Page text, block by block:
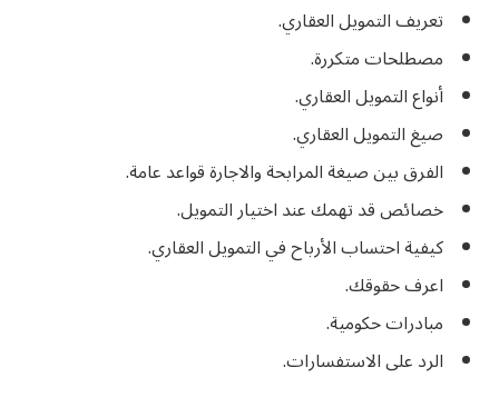
تعريف التمويل العقاري.
مصطلحات متكررة.
أنواع التمويل العقاري.
صيغ التمويل العقاري.
الفرق بين صيغة المرابحة والاجارة قواعد عامة.
خصائص قد تهمك عند اختيار التمويل.
كيفية احتساب الأرباح في التمويل العقاري.
اعرف حقوقك.
مبادرات حكومية.
الرد على الاستفسارات.